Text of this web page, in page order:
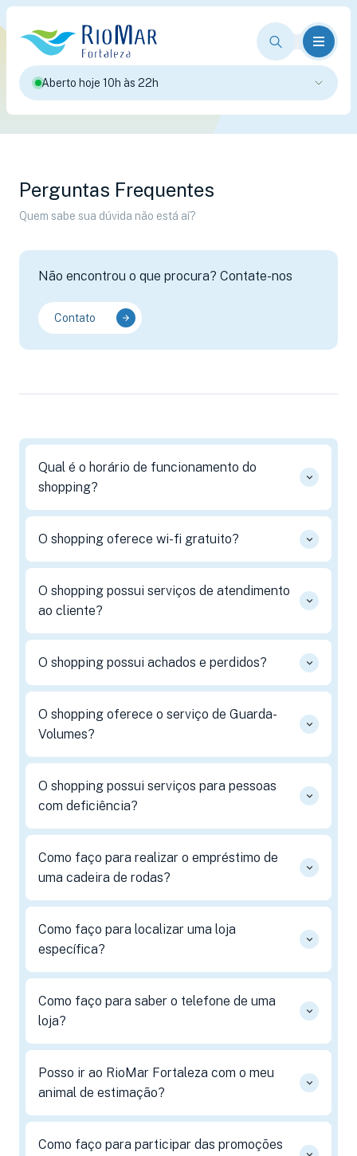
Aberto hoje 10h às 22h
Perguntas Frequentes
Quem sabe sua dúvida não está aí?
Não encontrou o que procura? Contate-nos
Contato
Qual é o horário de funcionamento do
shopping?
O shopping oferece wi-fi gratuito?
O shopping possui serviços de atendimento
ao cliente?
O shopping possui achados e perdidos?
O shopping oferece o serviço de Guarda-
Volumes?
O shopping possui serviços para pessoas
com deficiência?
Como faço para realizar o empréstimo de
uma cadeira de rodas?
Como faço para localizar uma loja
específica?
Como faço para saber o telefone de uma
loja?
Posso ir ao RioMar Fortaleza com o meu
animal de estimação?
Como faço para participar das promoções